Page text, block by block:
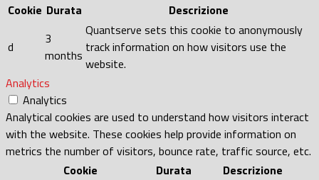
Cookie Durata Descrizione
d
3
months
Quantserve sets this cookie to anonymously
track information on how visitors use the
website.
Analytics
Analytics
Analytical cookies are used to understand how visitors interact
with the website. These cookies help provide information on
metrics the number of visitors, bounce rate, traffic source, etc.
Cookie
Durata Descrizione